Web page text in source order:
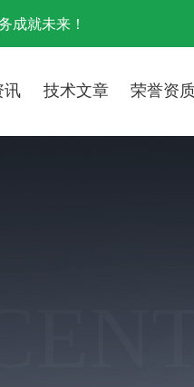
成就未来！
讯 技术文章 荣誉资